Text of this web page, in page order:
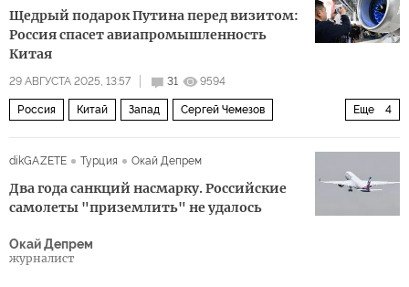
Щедрый подарок Путина перед визитом:
Россия спасет авиапромышленность
Китая
29 АВГУСТА 2025, 13:57 31 9594
Еще 4
Россия Китай Запад Сергей Чемезов
dikGAZETE
Турция Окай Депрем
Два года санкций насмарку. Российские
самолеты "приземлить" не удалось
Окай Депрем
журналист